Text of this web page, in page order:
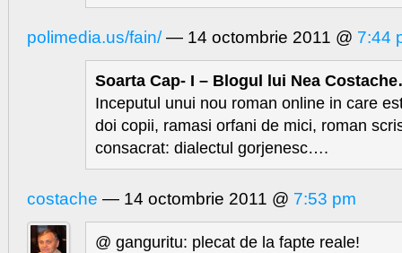
polimedia.us/fain/— 14 octombrie 2011 @ 7:44
Soarta Cap- I – Blogul lui Nea
Inceputul unui nou roman online in care
doi copii, ramasi orfani de mici, roman
consacrat: dialectul gorjenesc….
costache — 14 octombrie 2011 @ 7:53 pm
@ ganguritu: plecat de la fapte reale!